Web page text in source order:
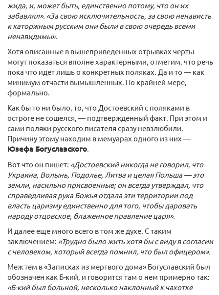
жида, и, может быть, единственно потому, что он их
забавлял». «За свою исключительность, за свою ненависть
к каторжным русским они были в свою очередь всеми
ненавидимы».
Хотя описанные в вышеприведенных отрывках черты
могут показаться вполне характерными, отметим, что речь
пока что идет лишь о конкретных поляках. Да и то — как
минимум отчасти вымышленных. По крайней мере,
формально.
Как бы то ни было, то, что Достоевский с поляками в
остроге не сошелся, — подтвержденный факт. При этом и
сами поляки русского писателя сразу невзлюбили.
Причину этому находим в мемуарах одного из них —
Юзефа Богуславского.
Вот что он пишет: «Достоевский никогда не говорил, что
Украина, Волынь, Подолье, Литва и целая Польша — это
земли, насильно присвоенные; он всегда утверждал, что
справедливая рука Божья отдала эти территории под
власть царизму единственно для того, чтобы даровать
народу отцовское, блаженное правление царя».
И далее еще много всего в том же духе. С таким
заключением: «Трудно было жить хотя бы с виду в согласии
с человеком, который всегда помнил, что был офицером».
Меж тем в «Записках из мертвого дома» Богуславский был
обозначен как Б-кий, и говорится там о нем примерно так:
«Б-кий был больной, несколько наклонный к чахотке